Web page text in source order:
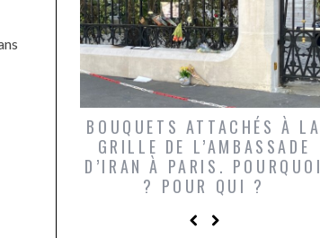
BOUQUETS ATTACHÉS À LA
GRILLE DE L’AMBASSADE
D’IRAN À PARIS. POURQUOI
? POUR QUI ?